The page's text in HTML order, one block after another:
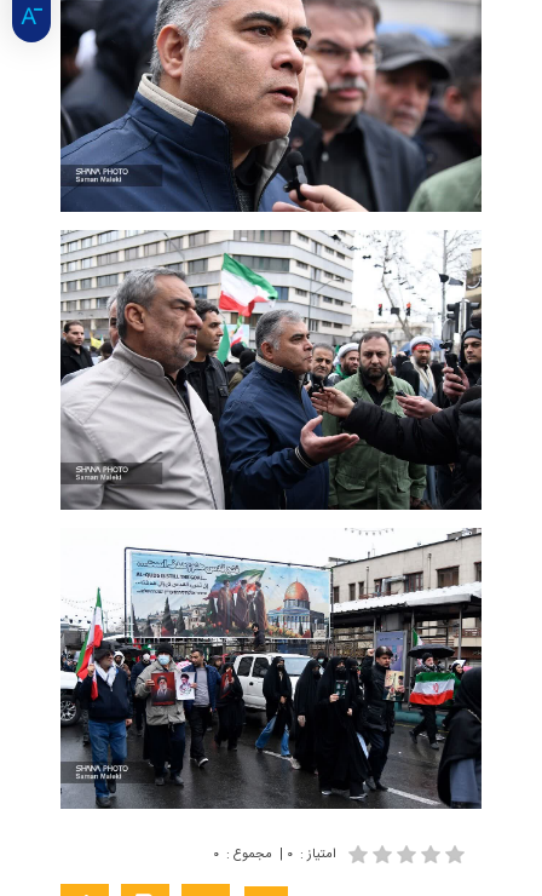
امتیاز: ۰ | مجموع : ۰